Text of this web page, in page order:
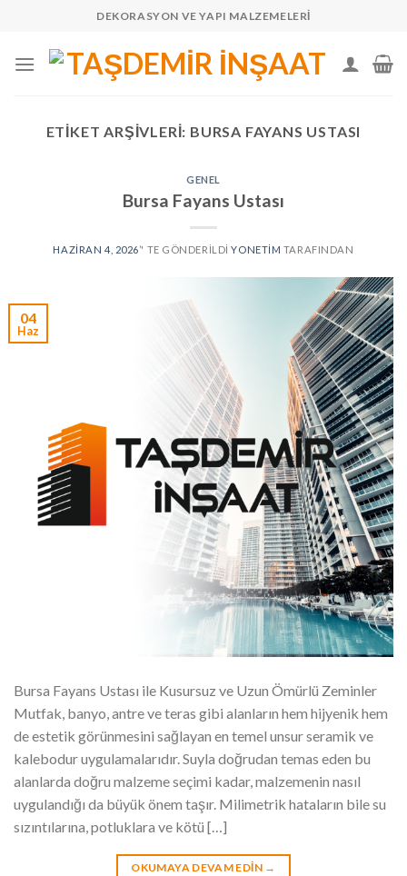
content
DEKORASYON VE YAPI MALZEMELERI
ETIKET ARŞIVLERI: BURSA FAYANS USTASI
GENEL
Bursa Fayans Ustası
HAZIRAN 4, 2026’' TE GÖNDERILDI YONETIM TARAFINDAN
04
Haz
Bursa Fayans Ustası ile Kusursuz ve Uzun Ömürlü Zeminler
Mutfak, banyo, antre ve teras gibi alanların hem hijyenik hem
de estetik görünmesini sağlayan en temel unsur seramik ve
kalebodur uygulamalarıdır. Suyla doğrudan temas eden bu
alanlarda doğru malzeme seçimi kadar, malzemenin nasıl
uygulandığı da büyük önem taşır. Milimetrik hataların bile su
sızıntılarına, potluklara ve kötü […]
OKUMAYA DEVAM EDIN →